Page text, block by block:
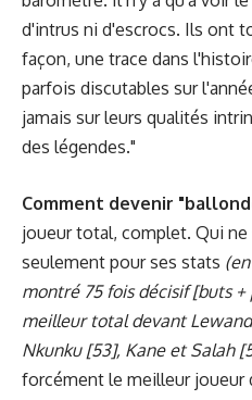
d'intrus ni d'escrocs. Ils ont
façon, une trace dans
parfois discutables sur
jamais sur leurs qualités
des légendes."
Comment devenir
joueur total, complet. Qui ne
seulement pour ses stats
montré 75 fois décisif [buts +
meilleur total devant
Nkunku [53], Kane et Salah
forcément le meilleur joueur